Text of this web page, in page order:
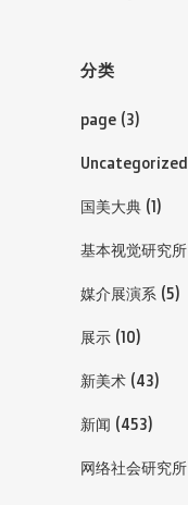
分类
page (3)
Uncategorized
国美大典 (1)
基本视觉研究所
媒介展演系 (5)
展示 (10)
新美术 (43)
新闻 (453)
网络社会研究所